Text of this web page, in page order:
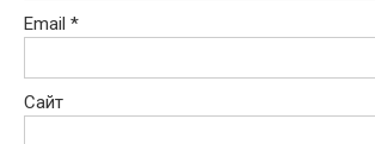
Email *
Сайт